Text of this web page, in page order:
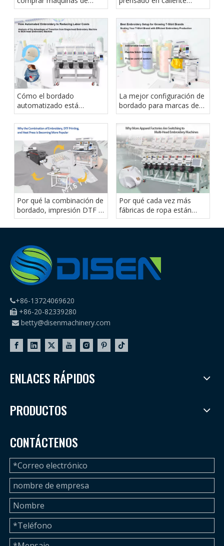
bordar baratas
adecuada para su negocio
de impresión de prendas
Cómo el bordado
automatizado está
reduciendo los costos
laborales
La mejor configuración de
bordado para marcas de
camisetas en crecimiento
Por qué la combinación de
bordado, impresión DTF y
prensa térmica se está
volviendo más popular
Por qué cada vez más
fábricas de ropa están
cambiando a máquinas de
bordar de cabezales
+86-13724069620
 +86-20-82339280
 betty@disenmachinery.com
ENLACES RÁPIDOS
PRODUCTOS
CONTÁCTENOS